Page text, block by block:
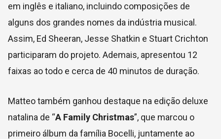
em inglês e italiano, incluindo composições de
alguns dos grandes nomes da indústria musical.
Assim, Ed Sheeran, Jesse Shatkin e Stuart Crichton
participaram do projeto. Ademais, apresentou 12
faixas ao todo e cerca de 40 minutos de duração.
Matteo também ganhou destaque na edição deluxe
natalina de “A Family Christmas”, que marcou o
primeiro álbum da família Bocelli, juntamente ao